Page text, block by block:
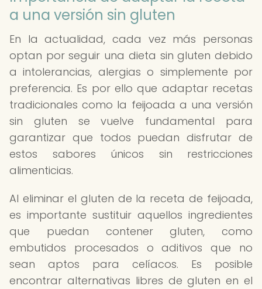
a una versión sin gluten
En la actualidad, cada vez más personas
optan por seguir una dieta sin gluten debido
a intolerancias, alergias o simplemente por
preferencia. Es por ello que adaptar recetas
tradicionales como la feijoada a una versión
sin gluten se vuelve fundamental para
garantizar que todos puedan disfrutar de
estos sabores únicos sin restricciones
alimenticias.
Al eliminar el gluten de la receta de feijoada,
es importante sustituir aquellos ingredientes
que puedan contener gluten, como
embutidos procesados o aditivos que no
sean aptos para celíacos. Es posible
encontrar alternativas libres de gluten en el